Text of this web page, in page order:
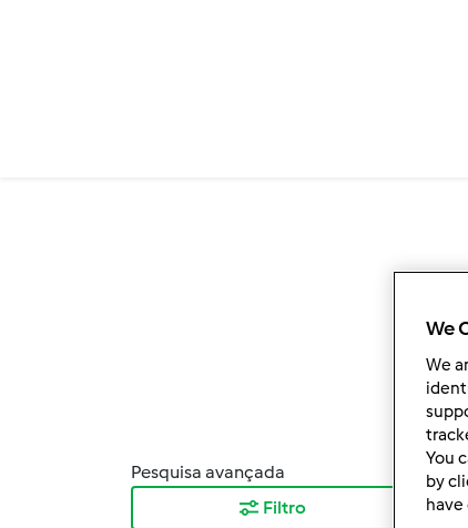
Pesquisa avançada
Filtro
We
We
You
by
have